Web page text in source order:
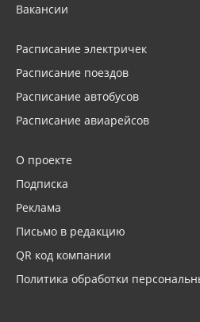
Вакансии
Расписание электричек
Расписание поездов
Расписание автобусов
Расписание авиарейсов
О проекте
Подписка
Реклама
Письмо в редакцию
QR код компании
Политика обработки